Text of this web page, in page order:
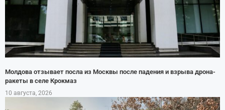
Молдова отзывает посла из Москвы после падения и взрыва дрона-
ракеты в селе Крокмаз
10 августа, 2026